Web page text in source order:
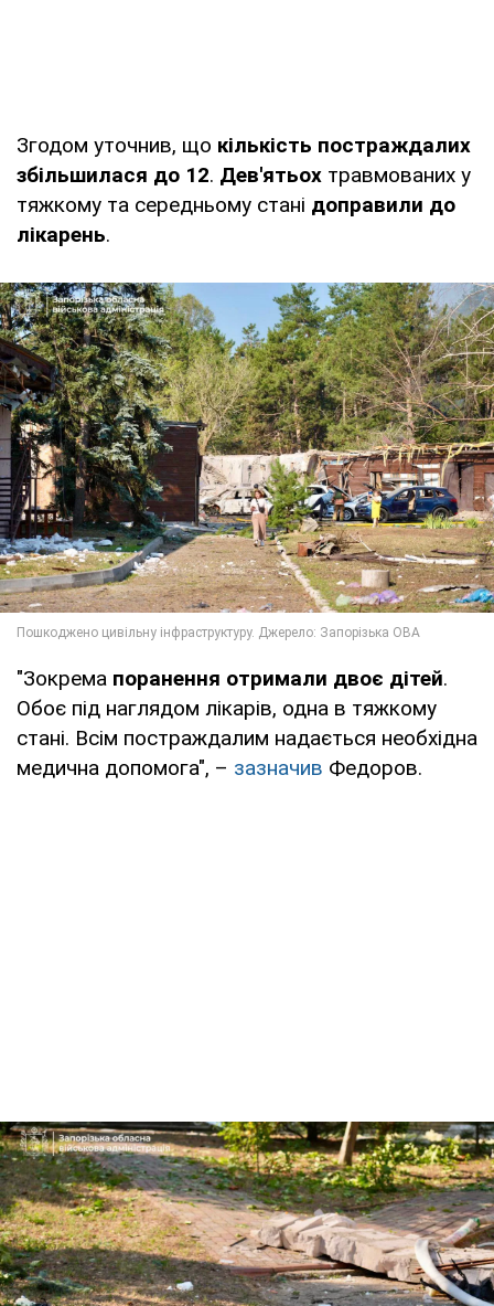
Згодом уточнив, що кількість постраждалих
збільшилася до 12. Дев'ятьох травмованих у
тяжкому та середньому стані доправили до
лікарень.
"Зокрема поранення отримали двоє дітей.
Обоє під наглядом лікарів, одна в тяжкому
стані. Всім постраждалим надається необхідна
медична допомога", – зазначив Федоров.